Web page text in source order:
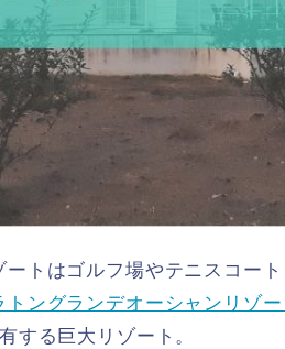
トはゴルフ場やテニスコー
トングランデオーシャンリゾ
する巨大リゾート。